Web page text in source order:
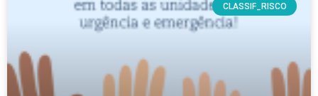
CLASSIF_RISCO